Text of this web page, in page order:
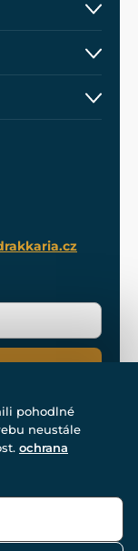
2007-2026.
pohodlné
neustále
ochrana